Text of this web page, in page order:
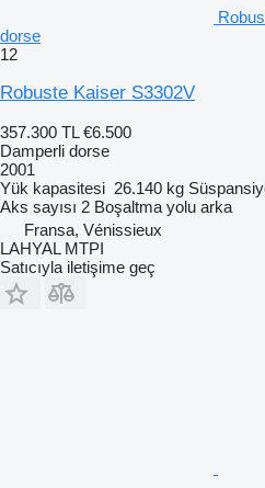
dorse
12
Robuste Kaiser S3302V
357.300 TL €6.500
Damperli dorse
2001
Yük kapasitesi 26.140 kg
Aks sayısı 2 Boşaltma yolu arka
Fransa, Vénissieux
LAHYAL MTPI
Satıcıyla iletişime geç